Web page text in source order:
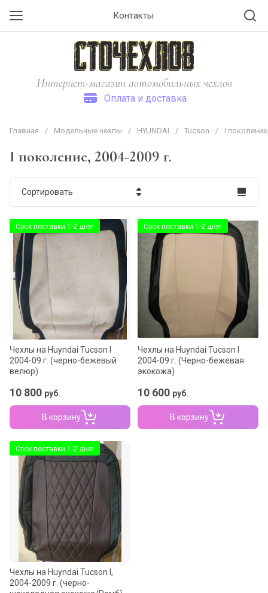
Контакты
Интернет-магазин автомобильных чехлов
Оплата и доставка
Главная / Модельные чехлы / HYUNDAI / Tucson / I
I поколение, 2004-2009 г.
Сортировать
Цена - возрастание
Срок поставки 1-2 дня!
Чехлы на Huyndai Tucson I
2004-09 г. (черно-бежевый
велюр)
10 800 руб.
В корзину
Срок поставки 1-2 дня!
Чехлы на Huyndai Tucson I
2004-09 г. (Черно-бежевая
экокожа)
10 600 руб.
В корзину
Срок поставки 1-2 дня!
Чехлы на Huyndai Tucson I,
2004-2009 г. (черно-